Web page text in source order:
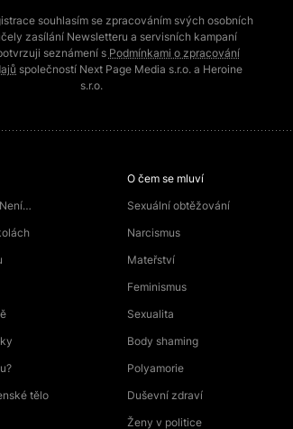
souhlasím se zpracováním svých osobních
zasílání Newsletteru a servisních kampaní
seznámení s Podmínkami o zpracování
společností Next Page Media s.r.o. a Heroine
s.r.o.
tělo
O čem se mluví
Sexuální obtěžování
Narcismus
Mateřství
Feminismus
Sexualita
Body shaming
Polyamorie
Duševní zdraví
Ženy v politice